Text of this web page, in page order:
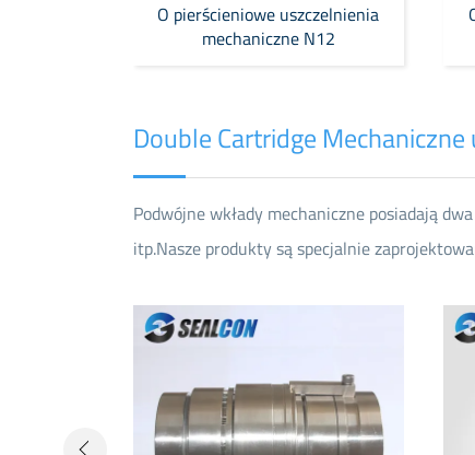
O pierścieniowe uszczelnienia
mechaniczne N12
Double Cartridge Mechaniczne
Podwójne wkłady mechaniczne posiadają
itp.Nasze produkty są specjalnie